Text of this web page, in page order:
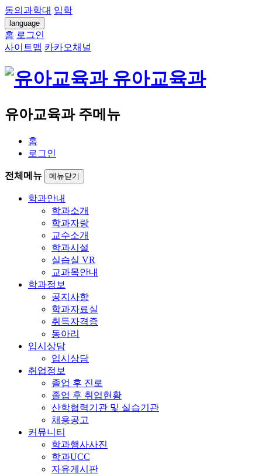
동의과학대 입학
language
홈 로그인
사이트맵 카카오채널
유아교육과
유아교육과 주메뉴
홈
로그인
전체메뉴 메뉴닫기
학과안내
학과소개
학과자랑
교수소개
학과시설
실습실 VR
교과목안내
학과정보
공지사항
학과자료실
취득자격증
동아리
입시상담
입시상담
취업정보
졸업 후 진로
졸업 후 취업현황
산학협력기관 및 실습기관
채용공고
커뮤니티
학과행사사진
학과UCC
자유게시판